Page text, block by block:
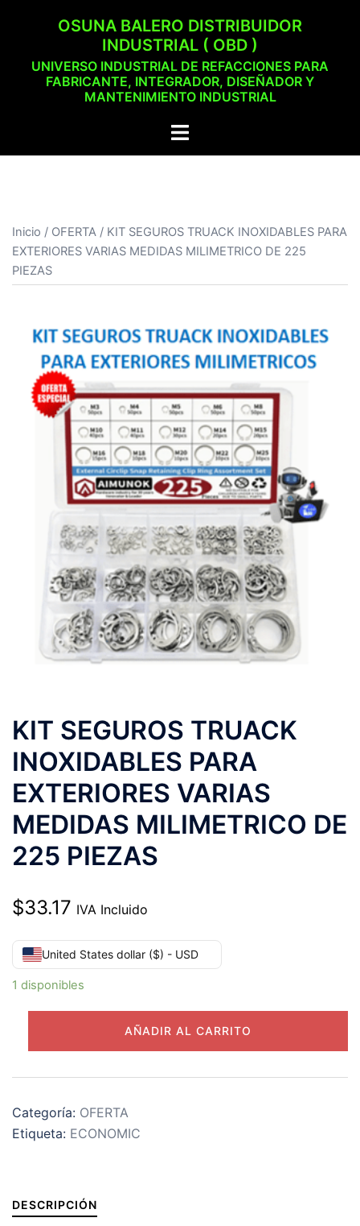
OSUNA BALERO DISTRIBUIDOR
INDUSTRIAL ( OBD )
UNIVERSO INDUSTRIAL DE REFACCIONES PARA
FABRICANTE, INTEGRADOR, DISEÑADOR Y
MANTENIMIENTO INDUSTRIAL
Alternar
Inicio / OFERTA / KIT SEGUROS TRUACK INOXIDABLES PARA
EXTERIORES VARIAS MEDIDAS MILIMETRICO DE 225
PIEZAS
KIT SEGUROS TRUACK
INOXIDABLES PARA
EXTERIORES VARIAS
MEDIDAS MILIMETRICO DE
225 PIEZAS
$33.17 IVA Incluido
United States dollar ($) - USD
1 disponibles
INOXIDABLES
PARA
EXTERIORES
VARIAS
DE
AÑADIR AL CARRITO
Categoría: OFERTA
Etiqueta: ECONOMIC
DESCRIPCIÓN